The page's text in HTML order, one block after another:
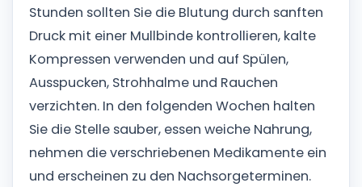
Stunden sollten Sie die Blutung durch sanften
Druck mit einer Mullbinde kontrollieren, kalte
Kompressen verwenden und auf Spülen,
Ausspucken, Strohhalme und Rauchen
verzichten. In den folgenden Wochen halten
Sie die Stelle sauber, essen weiche Nahrung,
nehmen die verschriebenen Medikamente ein
und erscheinen zu den Nachsorgeterminen.